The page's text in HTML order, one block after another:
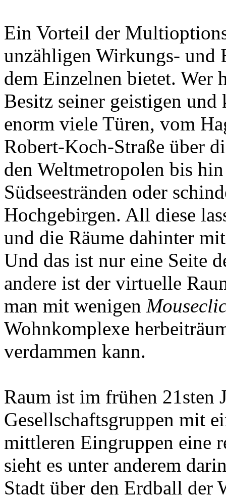
Ein Vorteil der
unzähligen Wirkungs- und
dem Einzelnen bietet. Wer
Besitz seiner geistigen
enorm viele Türen, vom
Robert-Koch-Straße über
den Weltmetropolen bis
Südseestränden oder
Hochgebirgen. All diese
und die Räume dahinter
Und das ist nur eine Seite
andere ist der virtuelle
man mit wenigen
Wohnkomplexe
verdammen kann.
Raum ist im frühen 21sten
Gesellschaftsgruppen mit
mittleren Eingruppen eine
sieht es unter anderem
Stadt über den Erdball der